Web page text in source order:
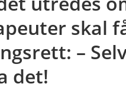
skal
–
det!